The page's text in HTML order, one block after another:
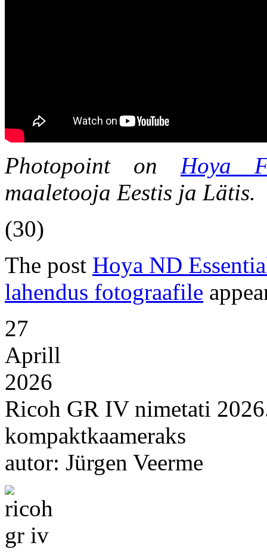
Photopoint on Hoya
maaletooja Eestis ja Lätis.
(30)
The post Hoya ND
lahendus fotograafile
27
Aprill
2026
Ricoh GR IV nimetati
kompaktkaameraks
autor: Jürgen Veerme